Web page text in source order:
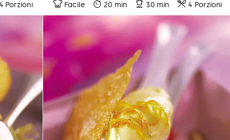
4 Porzioni Facile 20 min 30 min 4 Porzioni